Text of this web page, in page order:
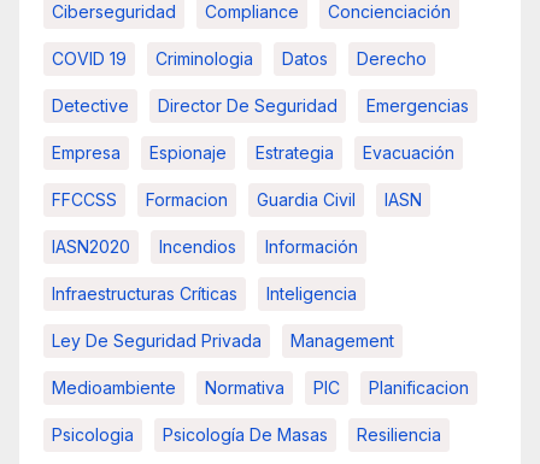
Ciberseguridad Compliance Concienciación
COVID 19 Criminologia Datos Derecho
Detective Director De Seguridad Emergencias
Empresa Espionaje Estrategia Evacuación
FFCCSS Formacion Guardia Civil IASN
IASN2020 Incendios Información
Infraestructuras Críticas Inteligencia
Ley De Seguridad Privada Management
Medioambiente Normativa PIC Planificacion
Psicologia Psicología De Masas Resiliencia